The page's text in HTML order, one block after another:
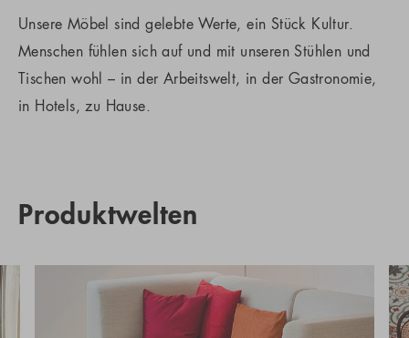
Unsere Möbel sind gelebte Werte, ein Stück Kultur.
Menschen fühlen sich auf und mit unseren Stühlen und
Tischen wohl – in der Arbeitswelt, in der Gastronomie,
in Hotels, zu Hause.
Produktwelten